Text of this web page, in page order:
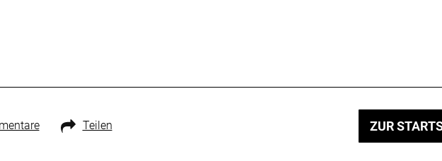
Teilen ZUR